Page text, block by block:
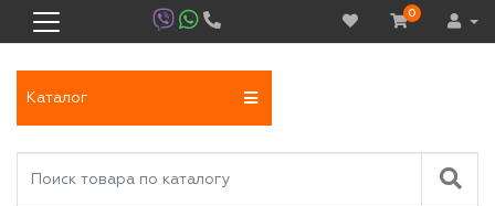
0
Каталог